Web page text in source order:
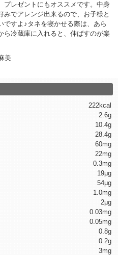
プレゼントにもオススメです。中身
みでアレンジ出来るので、お子様と
ですよ♪タネを寝かせる際は、あら
ら冷蔵庫に入れると、伸ばすのが楽
美
222kcal
2.6g
10.4g
28.4g
60mg
22mg
0.3mg
19μg
54μg
1.0mg
2μg
0.03mg
0.05mg
0.8g
0.2g
3mg